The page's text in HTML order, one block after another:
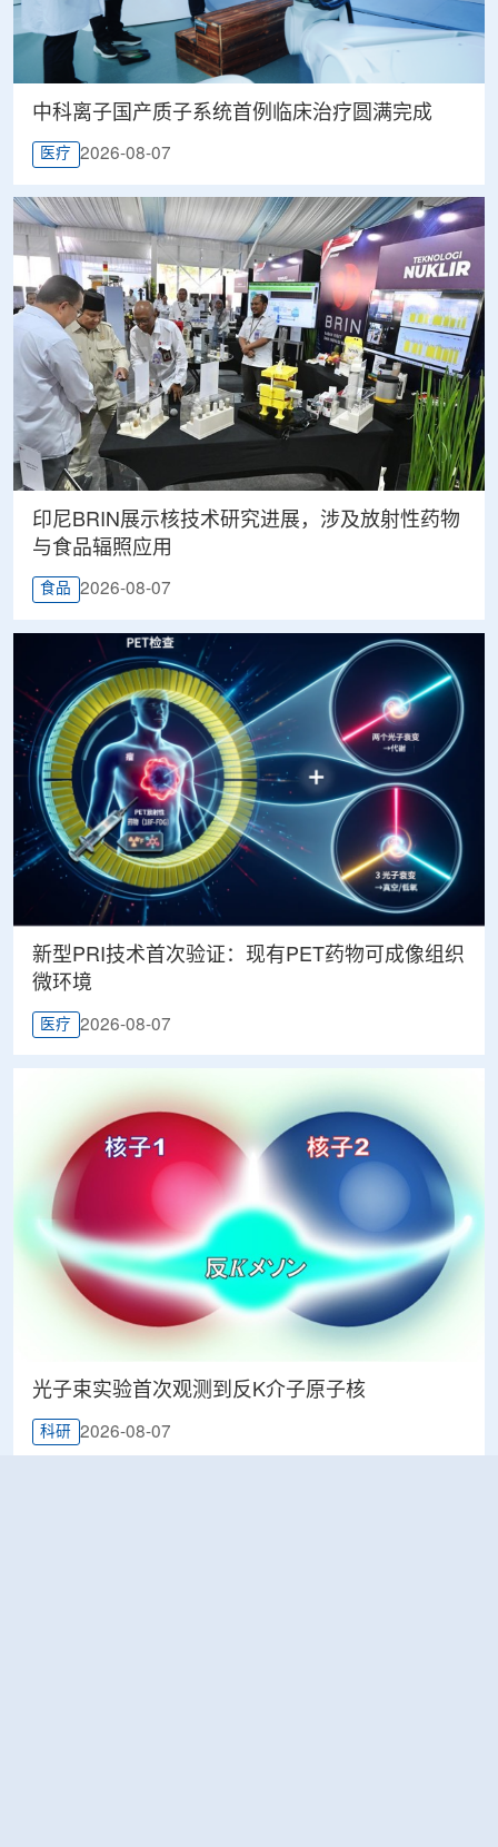
中科离子国产质子系统首例临床治疗圆满完成
医疗 2026-08-07
印尼BRIN展示核技术研究进展，涉及放射性药物
与食品辐照应用
食品 2026-08-07
新型PRI技术首次验证：现有PET药物可成像组织
微环境
医疗 2026-08-07
光子束实验首次观测到反K介子原子核
科研 2026-08-07